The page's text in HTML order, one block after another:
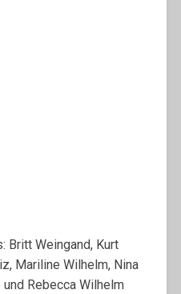
Britt Weingand, Kurt
Mariline Wilhelm, Nina
Rebecca Wilhelm